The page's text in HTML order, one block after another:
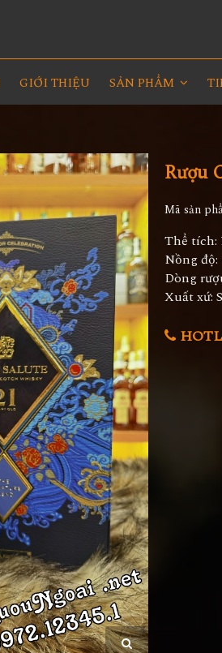
GIỚI THIỆU SẢN PHẨM
Rượu
Mã sản
Thể tích:
Nồng độ:
Dòng
Xuất xứ: